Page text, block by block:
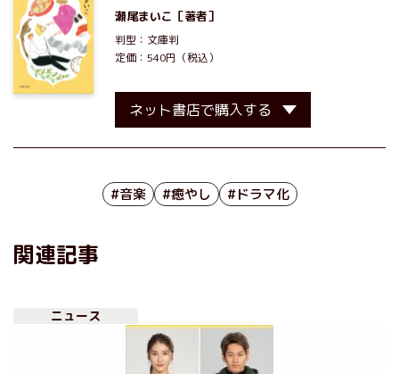
瀬尾まいこ ［著者］
判型：文庫判
定価：540円（税込）
ネット書店で購入する
#音楽 #癒やし #ドラマ化
関連記事
ニュース